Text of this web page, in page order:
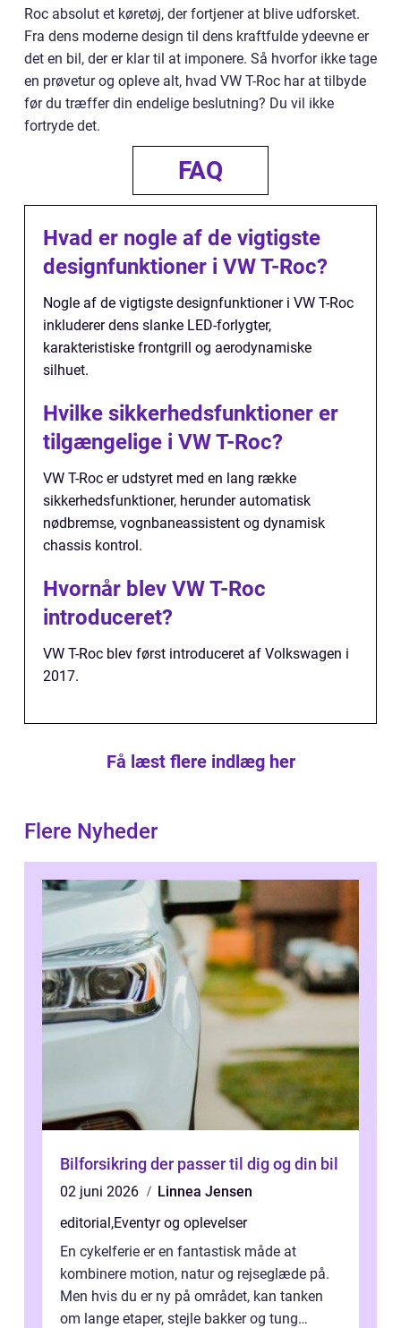
Roc absolut et køretøj, der fortjener at blive udforsket.
Fra dens moderne design til dens kraftfulde ydeevne er
det en bil, der er klar til at imponere. Så hvorfor ikke tage
en prøvetur og opleve alt, hvad VW T-Roc har at tilbyde
før du træffer din endelige beslutning? Du vil ikke
fortryde det.
FAQ
Hvad er nogle af de vigtigste
designfunktioner i VW T-Roc?
Nogle af de vigtigste designfunktioner i VW T-Roc
inkluderer dens slanke LED-forlygter,
karakteristiske frontgrill og aerodynamiske
silhuet.
Hvilke sikkerhedsfunktioner er
tilgængelige i VW T-Roc?
VW T-Roc er udstyret med en lang række
sikkerhedsfunktioner, herunder automatisk
nødbremse, vognbaneassistent og dynamisk
chassis kontrol.
Hvornår blev VW T-Roc
introduceret?
VW T-Roc blev først introduceret af Volkswagen i
2017.
Få læst flere indlæg her
Flere Nyheder
Bilforsikring der passer til dig og din bil
02 juni 2026
Linnea Jensen
editorial,Eventyr og oplevelser
En cykelferie er en fantastisk måde at
kombinere motion, natur og rejseglæde på.
Men hvis du er ny på området, kan tanken
om lange etaper, stejle bakker og tung